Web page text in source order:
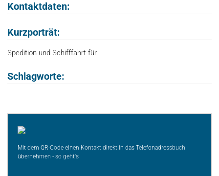
Kontaktdaten:
Kurzporträt:
Spedition und Schifffahrt für
Schlagworte:
Mit dem QR-Code einen Kontakt direkt in das Telefonadressbuch
übernehmen - so geht's